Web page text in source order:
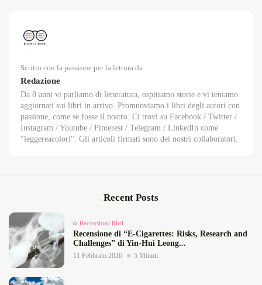
Scritto con la passione per la lettura da
Redazione
Da 8 anni vi parliamo di letteratura, ospitiamo storie e vi teniamo
aggiornati sui libri in arrivo. Promuoviamo i libri degli autori con
passione, come se fosse il nostro. Ci trovi su Facebook / Twitter /
Instagram / Youtube / Pinterest / Telegram / LinkedIn come
"leggereacolori". Gli articoli firmati sono dei nostri collaboratori.
Recent Posts
Recensioni libri
Recensione di “E‑Cigarettes: Risks, Research and
Challenges” di Yin‑Hui Leong...
11 Febbraio 2026 5 Minuti